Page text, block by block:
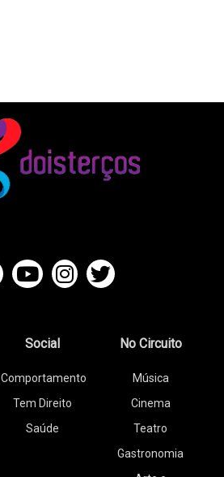
Social
Comportamento
Tem Direito
Saúde
No Circuito
Música
Cinema
Teatro
Gastronomia